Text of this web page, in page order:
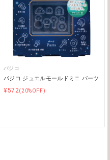
パジコ
パジコ ジュエルモールドミニ パーツ
¥572(20%OFF)